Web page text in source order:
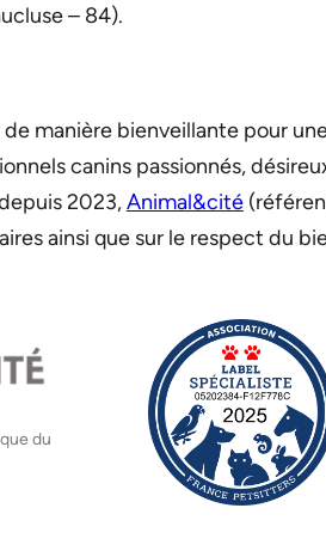
– 84).
manière bienveillante pour
canins passionnés,
2023,Animal&cité
ainsi que sur le respect du
du